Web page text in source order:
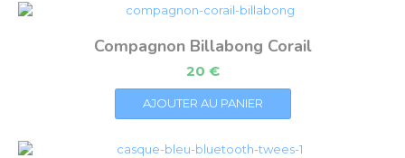
Compagnon Billabong Corail
20 €
AJOUTER AU PANIER